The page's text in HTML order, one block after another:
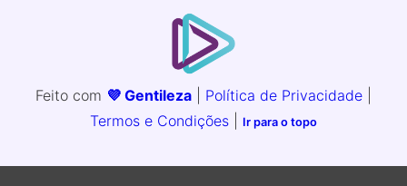
Feito com 💜 Gentileza Política de Privacidade
Termos e Condições
Ir para o topo